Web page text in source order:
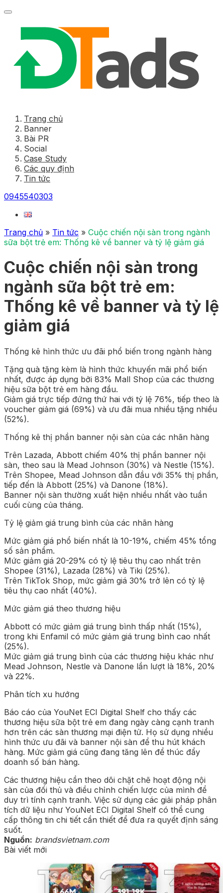
Trang chủ
Banner
Bài PR
Social
Case Study
Các quy định
Tin tức
0945540303
Trang chủ » Tin tức » Cuộc chiến nội sàn trong ngành
sữa bột trẻ em: Thống kê về banner và tỷ lệ giảm giá
Cuộc chiến nội sàn trong
ngành sữa bột trẻ em:
Thống kê về banner và tỷ lệ
giảm giá
Thống kê hình thức ưu đãi phổ biến trong ngành hàng
Tặng quà tặng kèm là hình thức khuyến mãi phổ biến
nhất, được áp dụng bởi 83% Mall Shop của các thương
hiệu sữa bột trẻ em hàng đầu.
Giảm giá trực tiếp đứng thứ hai với tỷ lệ 76%, tiếp theo là
voucher giảm giá (69%) và ưu đãi mua nhiều tặng nhiều
(52%).
Thống kê thị phần banner nội sàn của các nhãn hàng
Trên Lazada, Abbott chiếm 40% thị phần banner nội
sàn, theo sau là Mead Johnson (30%) và Nestle (15%).
Trên Shopee, Mead Johnson dẫn đầu với 35% thị phần,
tiếp đến là Abbott (25%) và Danone (18%).
Banner nội sàn thường xuất hiện nhiều nhất vào tuần
cuối cùng của tháng.
Tỷ lệ giảm giá trung bình của các nhãn hàng
Mức giảm giá phổ biến nhất là 10-19%, chiếm 45% tổng
số sản phẩm.
Mức giảm giá 20-29% có tỷ lệ tiêu thụ cao nhất trên
Shopee (31%), Lazada (28%) và Tiki (25%).
Trên TikTok Shop, mức giảm giá 30% trở lên có tỷ lệ
tiêu thụ cao nhất (40%).
Mức giảm giá theo thương hiệu
Abbott có mức giảm giá trung bình thấp nhất (15%),
trong khi Enfamil có mức giảm giá trung bình cao nhất
(25%).
Mức giảm giá trung bình của các thương hiệu khác như
Mead Johnson, Nestle và Danone lần lượt là 18%, 20%
và 22%.
Phân tích xu hướng
Báo cáo của YouNet ECI Digital Shelf cho thấy các
thương hiệu sữa bột trẻ em đang ngày càng cạnh tranh
hơn trên các sàn thương mại điện tử. Họ sử dụng nhiều
hình thức ưu đãi và banner nội sàn để thu hút khách
hàng. Mức giảm giá cũng đang tăng lên để thúc đẩy
doanh số bán hàng.
Các thương hiệu cần theo dõi chặt chẽ hoạt động nội
sàn của đối thủ và điều chỉnh chiến lược của mình để
duy trì tính cạnh tranh. Việc sử dụng các giải pháp phân
tích dữ liệu như YouNet ECI Digital Shelf có thể cung
cấp thông tin chi tiết cần thiết để đưa ra quyết định sáng
suốt.
Nguồn: brandsvietnam.com
Bài viết mới